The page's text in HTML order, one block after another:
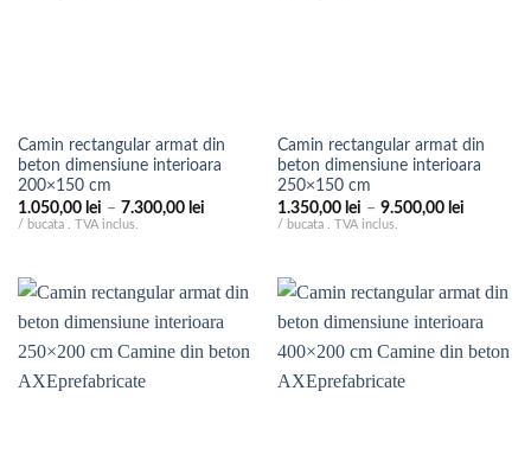
Camin rectangular armat din
beton dimensiune interioara
200×150 cm
1.050,00 lei – 7.300,00 leiInterval
7.300,00 lei
/ bucata . TVA inclus.
Camin rectangular armat din
beton dimensiune interioara
250×150 cm
1.350,00 lei – 9.500,00 leiInterval
9.500,00
/ bucata . TVA inclus.